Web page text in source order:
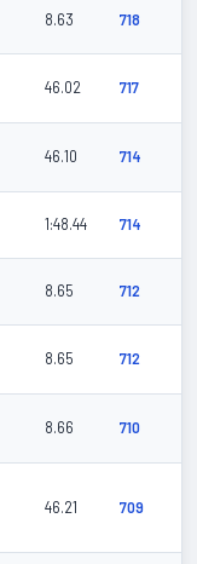
8.63 718
46.02 717
46.10 714
1:48.44 714
8.65 712
8.65 712
8.66 710
46.21 709